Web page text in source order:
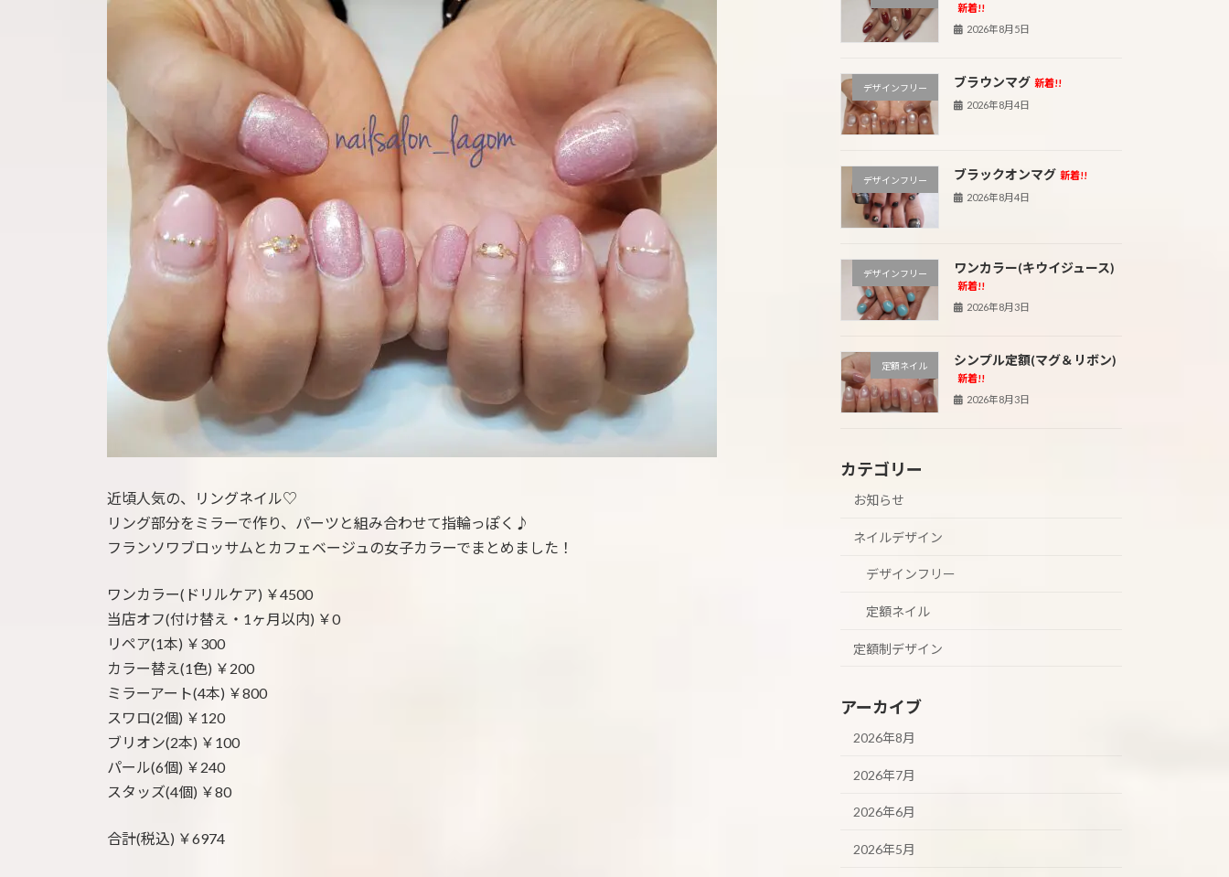
近頃人気の、リングネイル♡
リング部分をミラーで作り、パーツと組み合わせて指輪っぽく♪
フランソワブロッサムとカフェベージュの女子カラーでまとめました！
ワンカラー(ドリルケア) ￥4500
当店オフ(付け替え・1ヶ月以内) ￥0
リペア(1本) ￥300
カラー替え(1色) ￥200
ミラーアート(4本) ￥800
スワロ(2個) ￥120
ブリオン(2本) ￥100
パール(6個) ￥240
スタッズ(4個) ￥80
合計(税込) ￥6974
新着!!
2026年8月5日
デザインフリー ブラウンマグ 新着!!
2026年8月4日
デザインフリー ブラックオンマグ 新着!!
2026年8月4日
デザインフリー ワンカラー(キウイジュース)
新着!!
2026年8月3日
定額ネイル シンプル定額(マグ＆リボン)
新着!!
2026年8月3日
カテゴリー
お知らせ
ネイルデザイン
デザインフリー
定額ネイル
定額制デザイン
アーカイブ
2026年8月
2026年7月
2026年6月
2026年5月